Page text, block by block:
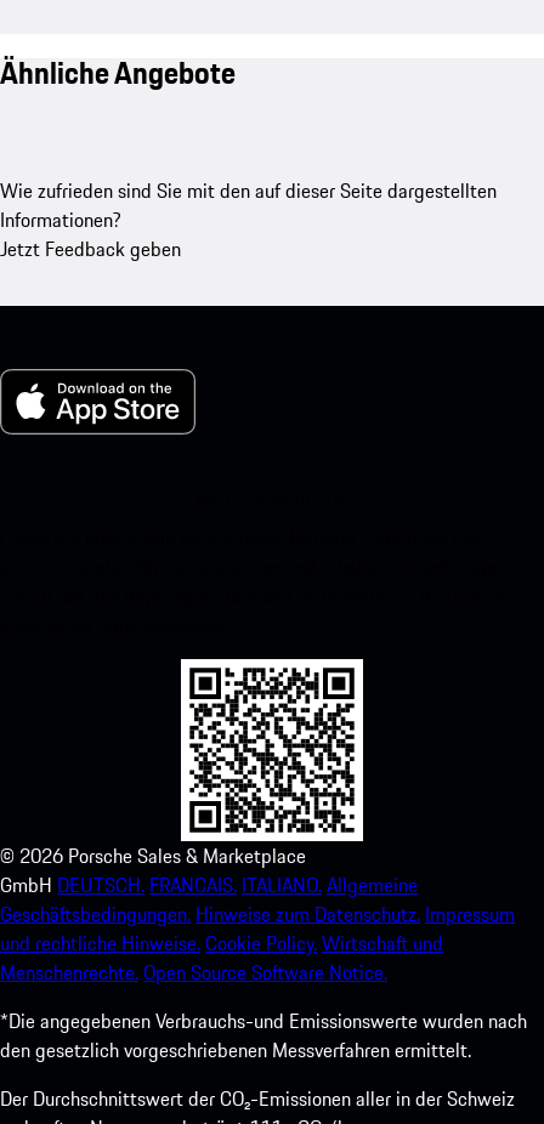
Ähnliche Angebote
Wie zufrieden sind Sie mit den auf dieser Seite dargestellten
Informationen?
Jetzt Feedback geben
© 2026 Porsche Sales & Marketplace
GmbH DEUTSCH. FRANCAIS. ITALIANO.Allgemeine
Geschäftsbedingungen. Hinweise zum Datenschutz. Impressum
und rechtliche Hinweise.Cookie Policy.Wirtschaft und
Menschenrechte.Open Source Software Notice.
*Die angegebenen Verbrauchs-und Emissionswerte wurden nach
den gesetzlich vorgeschriebenen Messverfahren ermittelt.
Der Durchschnittswert der CO₂-Emissionen aller in der Schweiz